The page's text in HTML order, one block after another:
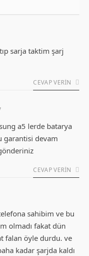
sarja taktim şarj
CEVAP VERIN
a5 lerde batarya
garantisi devam
CEVAP VERIN
sahibim ve bu
olmadı fakat dün
falan öyle durdu. ve
kadar şarjda kaldı